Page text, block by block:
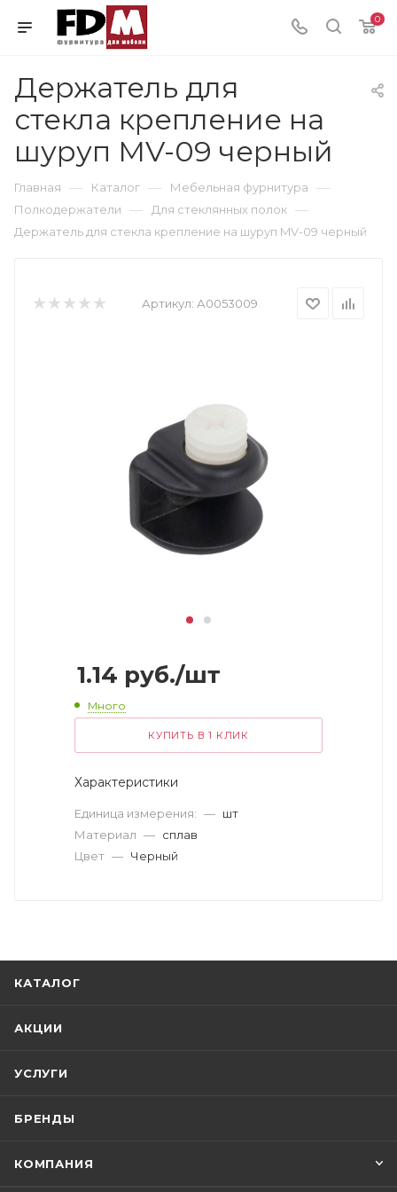
0
Держатель для
стекла крепление на
шуруп MV-09 черный
Главная — Каталог — Мебельная фурнитура —
Полкодержатели — Для стеклянных полок —
Держатель для стекла крепление на шуруп MV-09 черный
Артикул: А0053009
1.14 руб./шт
Много
КУПИТЬ В 1 КЛИК
Характеристики
Единица измерения: — шт
Материал — сплав
Цвет — Черный
КАТАЛОГ
АКЦИИ
УСЛУГИ
БРЕНДЫ
КОМПАНИЯ